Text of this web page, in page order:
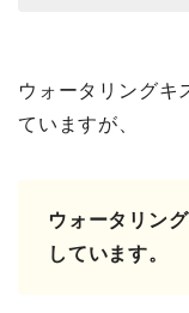
ウォータリングキ
ていますが、
ウォータリン
しています。